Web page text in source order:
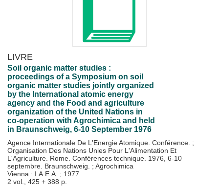
LIVRE
Soil organic matter studies :
proceedings of a Symposium on soil
organic matter studies jointly organized
by the International atomic energy
agency and the Food and agriculture
organization of the United Nations in
co-operation with Agrochimica and held
in Braunschweig, 6-10 September 1976
Agence Internationale De L'Energie Atomique. Conférence. ;
Organisation Des Nations Unies Pour L'Alimentation Et
L'Agriculture. Rome. Conférences technique. 1976, 6-10
septembre. Braunschweig. ; Agrochimica
Vienna : I.A.E.A. ; 1977
2 vol., 425 + 388 p.